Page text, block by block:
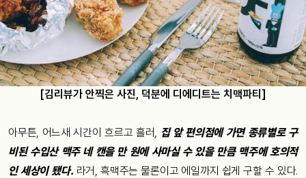
[김리뷰가 안찍은 사진, 덕분에 디에디트는 치맥파티]
아무튼, 어느새 시간이 흐르고 흘러, 집 앞 편의점에 가면 종류별로 구
비된 수입산 맥주 네 캔을 만 원에 사마실 수 있을 만큼 맥주에 호의적
인 세상이 됐다. 라거, 흑맥주는 물론이고 에일까지 쉽게 구할 수 있다.